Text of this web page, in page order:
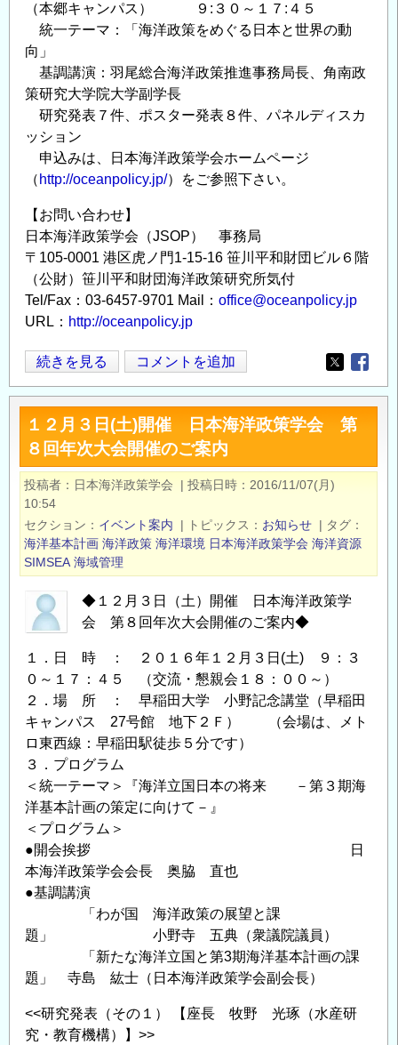
（本郷キャンパス） ９:３０～１７:４５
統一テーマ：「海洋政策をめぐる日本と世界の動
向」
基調講演：羽尾総合海洋政策推進事務局長、角南政
策研究大学院大学副学長
研究発表７件、ポスター発表８件、パネルディスカ
ッション
申込みは、日本海洋政策学会ホームページ
（ http://oceanpolicy.jp/）をご参照下さい。
【お問い合わせ】
日本海洋政策学会（JSOP） 事務局
〒105-0001 港区虎ノ門1-15-16 笹川平和財団ビル６階
（公財）笹川平和財団海洋政策研究所気付
Tel/Fax：03-6457-9701 Mail： office@oceanpolicy.jp
URL： http://oceanpolicy.jp
日
本
海
洋
政
策
学
会
第
９
年
次
催
の
続きを見る コメントを追加
Opens in
１２月３日(土)開催 日本海洋政策学会 第
８回年次大会開催のご案内
投稿者 日本海洋政策学会 | 投稿日時
2016/11/07(月)
10:54
セクション
イベント案内 | トピックス お知らせ | タグ
海洋基本計画 海洋政策 海洋環境 日本海洋政策学会 海洋資源
SIMSEA 海域管理
◆１２月３日（土）開催 日本海洋政策学
会 第８回年次大会開催のご案内◆
１．日 時 ： ２０１６年１２月３日(土) ９：３
０～１７：４５ （交流・懇親会１８：００～）
２．場 所 ： 早稲田大学 小野記念講堂（早稲田
キャンパス 27号館 地下２Ｆ） （会場は、メト
ロ東西線：早稲田駅徒歩５分です）
３．プログラム
＜統一テーマ＞『海洋立国日本の将来 －第３期海
洋基本計画の策定に向けて－』
＜プログラム＞
●開会挨拶 日
本海洋政策学会会長 奥脇 直也
●基調講演
「わが国 海洋政策の展望と課
題」 小野寺 五典（衆議院議員）
「新たな海洋立国と第3期海洋基本計画の課
題」 寺島 紘士（日本海洋政策学会副会長）
<<研究発表（その１） 【座長 牧野 光琢（水産研
究・教育機構）】>>